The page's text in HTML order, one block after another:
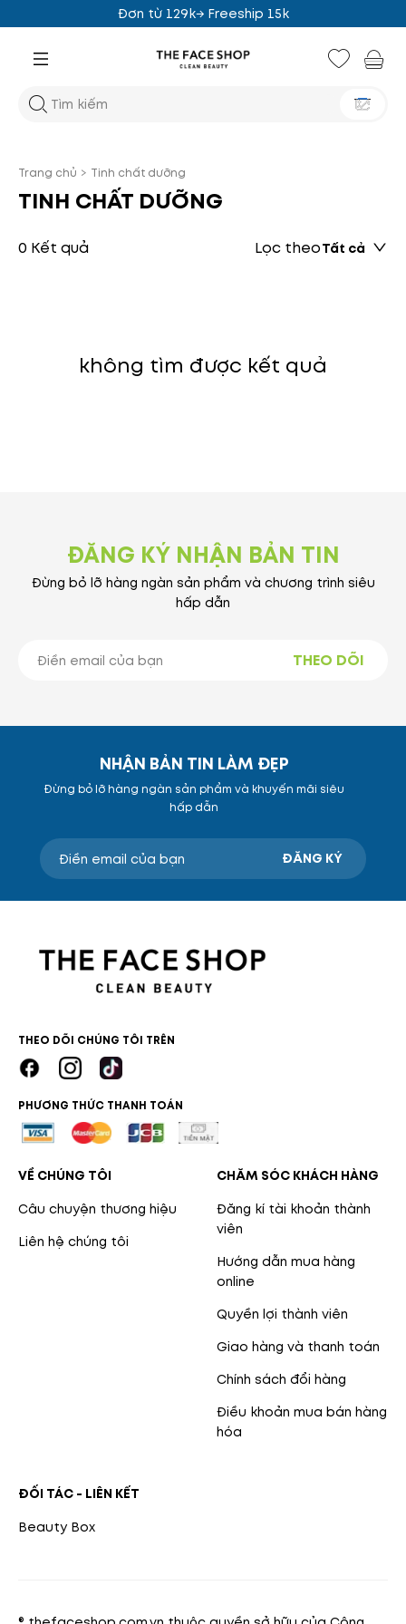
Đơn từ 129k→ Freeship 15k
Trang chủ > Tinh chất dưỡng
TINH CHẤT DƯỠNG
0 Kết quả Lọc theoTất cả
không tìm được kết quả
ĐĂNG KÝ NHẬN BẢN TIN
Đừng bỏ lỡ hàng ngàn sản phẩm và chương trình siêu
hấp dẫn
THEO DÕI
NHẬN BẢN TIN LÀM ĐẸP
Đừng bỏ lỡ hàng ngàn sản phẩm và khuyến mãi siêu
hấp dẫn
ĐĂNG KÝ
THEO DÕI CHÚNG TÔI TRÊN
PHƯƠNG THỨC THANH TOÁN
VỀ CHÚNG TÔI
Câu chuyện thương hiệu
Liên hệ chúng tôi
CHĂM SÓC KHÁCH HÀNG
Đăng kí tài khoản thành
viên
Hướng dẫn mua hàng
online
Quyền lợi thành viên
Giao hàng và thanh toán
Chính sách đổi hàng
Điều khoản mua bán hàng
hóa
ĐỐI TÁC - LIÊN KẾT
Beauty Box